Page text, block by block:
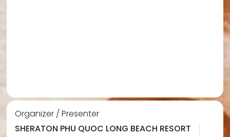
Organizer / Presenter
SHERATON PHU QUOC LONG BEACH RESORT